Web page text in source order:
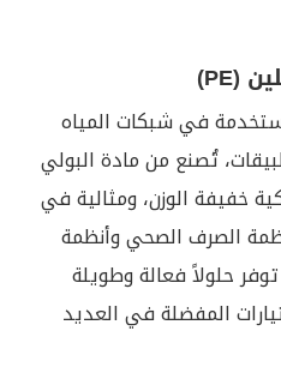
في شبكات المياه
تُصنع من مادة البولي
خفيفة الوزن، ومثالية في
الصرف الصحي وأنظمة
حلولاً فعالة وطويلة
المفضلة في العديد